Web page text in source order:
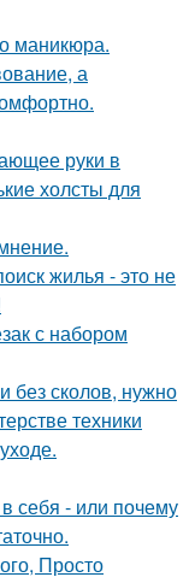
маникюра.
а
руки в
холсты для
жилья - это не
с набором
без сколов, нужно
техники
себя - или почему
Просто